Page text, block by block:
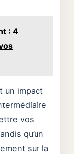
: 4
un impact
vos
qu’un
sur la